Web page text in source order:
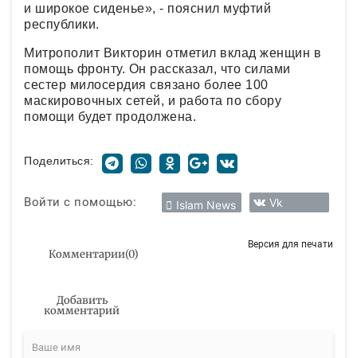
и широкое сиденье», - пояснил муфтий
республики.
Митрополит Викторин отметил вклад женщин в
помощь фронту. Он рассказал, что силами
сестер милосердия связано более 100
маскировочных сетей, и работа по сбору
помощи будет продолжена.
Поделиться:
Войти с помощью: Islam News Vk
Комментарии(0)
Версия для печати
Добавить
комментарий